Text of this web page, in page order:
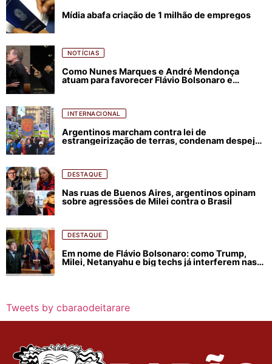
Mídia abafa criação de 1 milhão de empregos
NOTÍCIAS
Como Nunes Marques e André Mendonça
atuam para favorecer Flávio Bolsonaro e
INTERNACIONAL
Argentinos marcham contra lei de
estrangeirização de terras, condenam despejos
DESTAQUE
Nas ruas de Buenos Aires, argentinos opinam
sobre agressões de Milei contra o Brasil
DESTAQUE
Em nome de Flávio Bolsonaro: como Trump,
Milei, Netanyahu e big techs já interferem nas
Tweets by cbaraodeitarare